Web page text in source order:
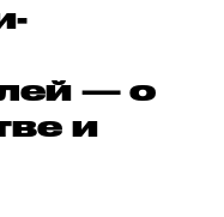
— о
и